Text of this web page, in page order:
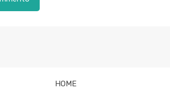
HOME